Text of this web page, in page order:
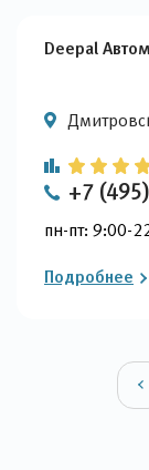
Deepal
+7
пн-пт: 9:00-
Подробнее